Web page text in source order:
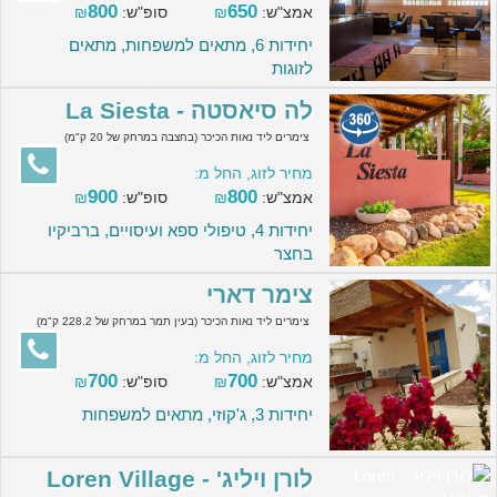
אמצ"ש: ₪650 סופ"ש: ₪800
יחידות 6, מתאים למשפחות, מתאים
לזוגות
לה סיאסטה - La Siesta
צימרים ליד נאות הכיכר (בחצבה במרחק של 20 ק"מ)
מחיר לזוג, החל מ:
אמצ"ש:
₪800 סופ"ש: ₪900
יחידות 4, טיפולי ספא ועיסויים, ברביקיו
בחצר
צימר דארי
צימרים ליד נאות הכיכר (בעין תמר במרחק של 228.2 ק"מ)
מחיר לזוג, החל מ:
אמצ"ש:
₪700 סופ"ש: ₪700
יחידות 3, ג'קוזי, מתאים למשפחות
לורן ויליג' - Loren Village